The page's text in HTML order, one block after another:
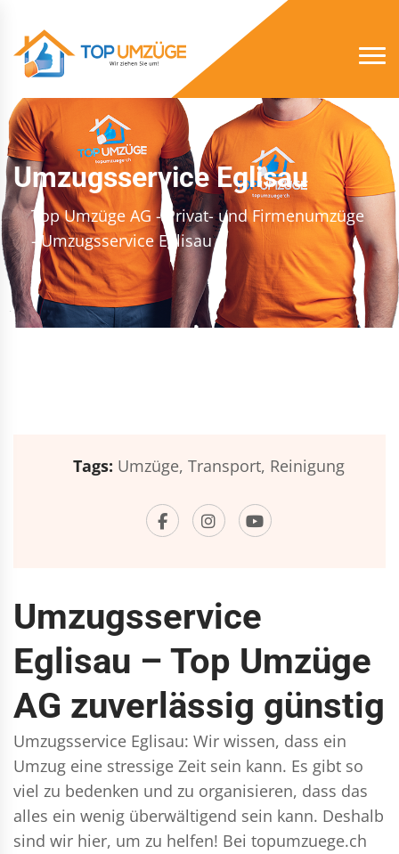
Umzugsservice Eglisau
Top Umzüge AG - Privat- und Firmenumzüge
- Umzugsservice Eglisau
Tags: Umzüge, Transport, Reinigung
Umzugsservice
Eglisau – Top Umzüge
AG zuverlässig günstig
Umzugsservice Eglisau: Wir wissen, dass ein
Umzug eine stressige Zeit sein kann. Es gibt so
viel zu bedenken und zu organisieren, dass das
alles ein wenig überwältigend sein kann. Deshalb
sind wir hier, um zu helfen! Bei topumzuege.ch